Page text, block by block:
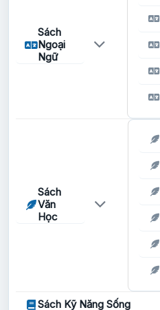
Sách
Ngoại
Ngữ
Sách
Văn
Học
Sách Kỹ Năng Sống